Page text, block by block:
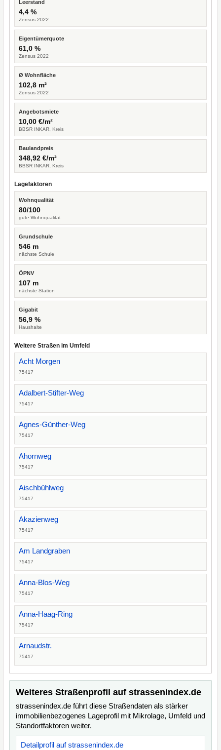
Leerstand
4,4 %
Zensus 2022
Eigentümerquote
61,0 %
Zensus 2022
Ø Wohnfläche
102,8 m²
Zensus 2022
Angebotsmiete
10,00 €/m²
BBSR INKAR, Kreis
Baulandpreis
348,92 €/m²
BBSR INKAR, Kreis
Lagefaktoren
Wohnqualität
80/100
gute Wohnqualität
Grundschule
546 m
nächste Schule
ÖPNV
107 m
nächste Station
Gigabit
56,9 %
Haushalte
Weitere Straßen im Umfeld
Acht Morgen
75417
Adalbert-Stifter-Weg
75417
Agnes-Günther-Weg
75417
Ahornweg
75417
Aischbühlweg
75417
Akazienweg
75417
Am Landgraben
75417
Anna-Blos-Weg
75417
Anna-Haag-Ring
75417
Arnaudstr.
75417
Weiteres Straßenprofil auf strassenindex.de
strassenindex.de führt diese Straßendaten als stärker
immobilienbezogenes Lageprofil mit Mikrolage, Umfeld und
Standortfaktoren weiter.
Detailprofil auf strassenindex.de